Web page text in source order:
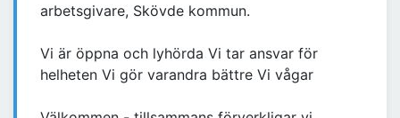
arbetsgivare, Skövde kommun.
Vi är öppna och lyhörda Vi tar ansvar för
helheten Vi gör varandra bättre Vi vågar